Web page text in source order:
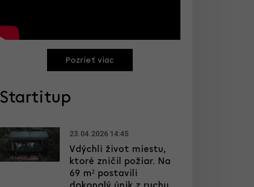
Pozrieť viac
Startitup
23.04.2026 14:45
Vdýchli život miestu,
ktoré zničil požiar. Na
69 m² postavili